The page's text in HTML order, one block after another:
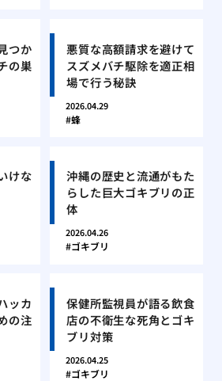
つか
の巣
悪質な高額請求を避けて
スズメバチ駆除を適正相
場で行う秘訣
2026.04.29
蜂
けな
沖縄の歴史と流通がもた
らした巨大ゴキブリの正
体
2026.04.26
ゴキブリ
ッカ
の注
保健所監視員が語る飲食
店の不衛生な死角とゴキ
ブリ対策
2026.04.25
ゴキブリ